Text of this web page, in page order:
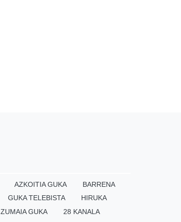
AZKOITIA GUKA
BARRENA
GUKA TELEBISTA
HIRUKA
ZUMAIA GUKA 28 KANALA